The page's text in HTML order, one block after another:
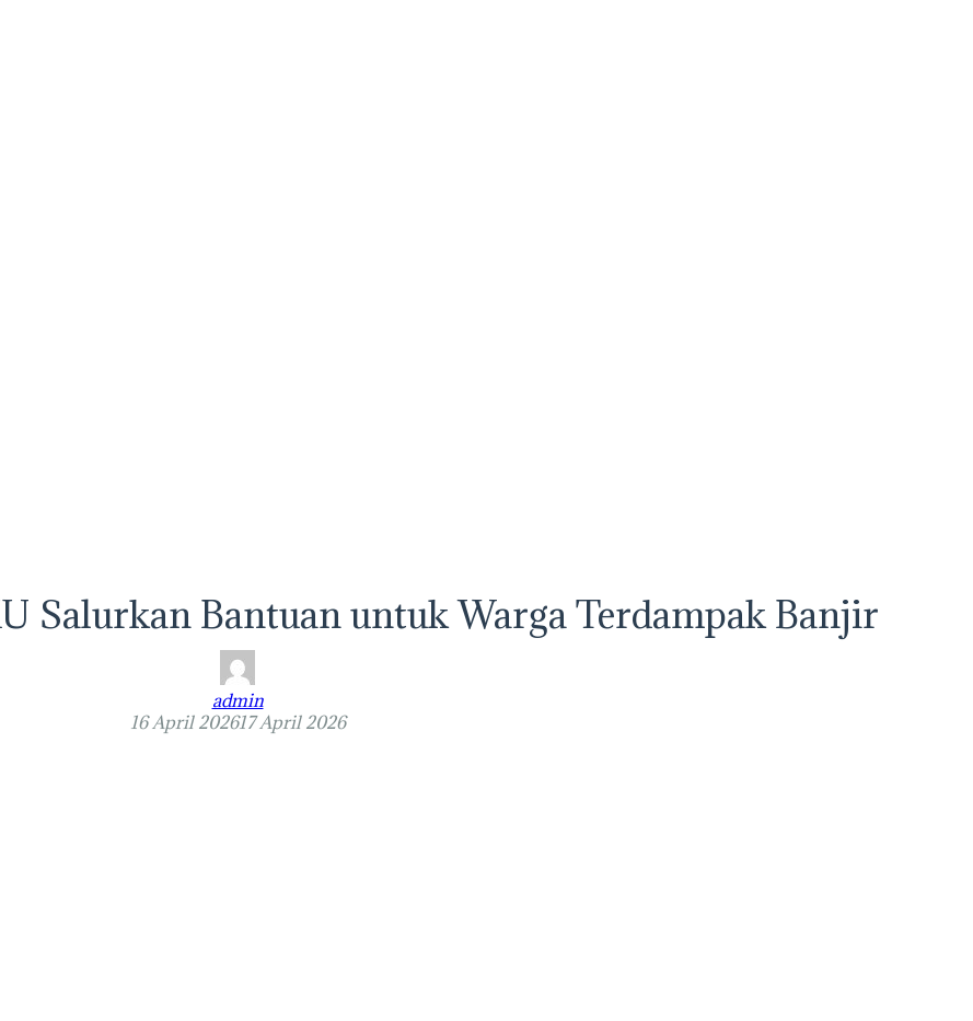
Salurkan Bantuan untuk Warga Terdampak Banjir
admin
16 April 202617 April 2026